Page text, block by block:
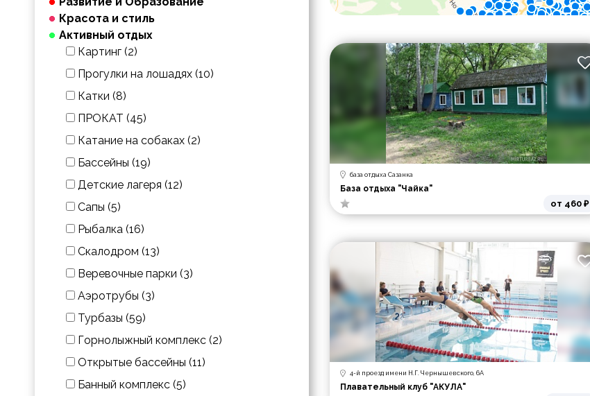
Красота и стиль
Активный отдых
Картинг (2)
Прогулки на лошадях (10)
Катки (8)
ПРОКАТ (45)
Катание на собаках (2)
Бассейны (19)
Детские лагеря (12)
Сапы (5)
Рыбалка (16)
Скалодром (13)
Веревочные парки (3)
Аэротрубы (3)
Турбазы (59)
Горнолыжный комплекс (2)
Открытые бассейны (11)
Банный комплекс (5)
база отдыха Сазанка
База отдыха "Чайка"
от 460 ₽
4-й проезд имени Н.Г. Чернышевского, 6А
Плавательный клуб "АКУЛА"